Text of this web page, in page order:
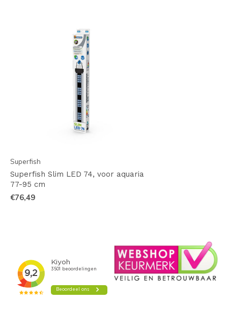
Superfish
Superfish Slim LED 74, voor aquaria
77-95 cm
€76,49